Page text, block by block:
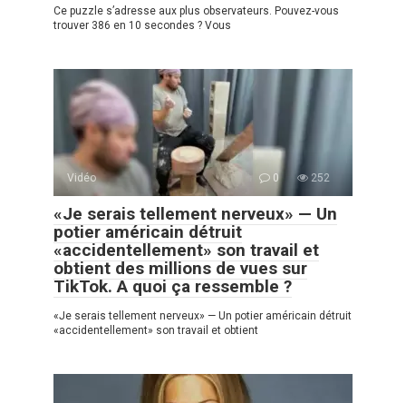
Ce puzzle s’adresse aux plus observateurs. Pouvez-vous
trouver 386 en 10 secondes ? Vous
Vidéo 0 252
«Je serais tellement nerveux» — Un
potier américain détruit
«accidentellement» son travail et
obtient des millions de vues sur
TikTok. A quoi ça ressemble ?
«Je serais tellement nerveux» — Un potier américain détruit
«accidentellement» son travail et obtient